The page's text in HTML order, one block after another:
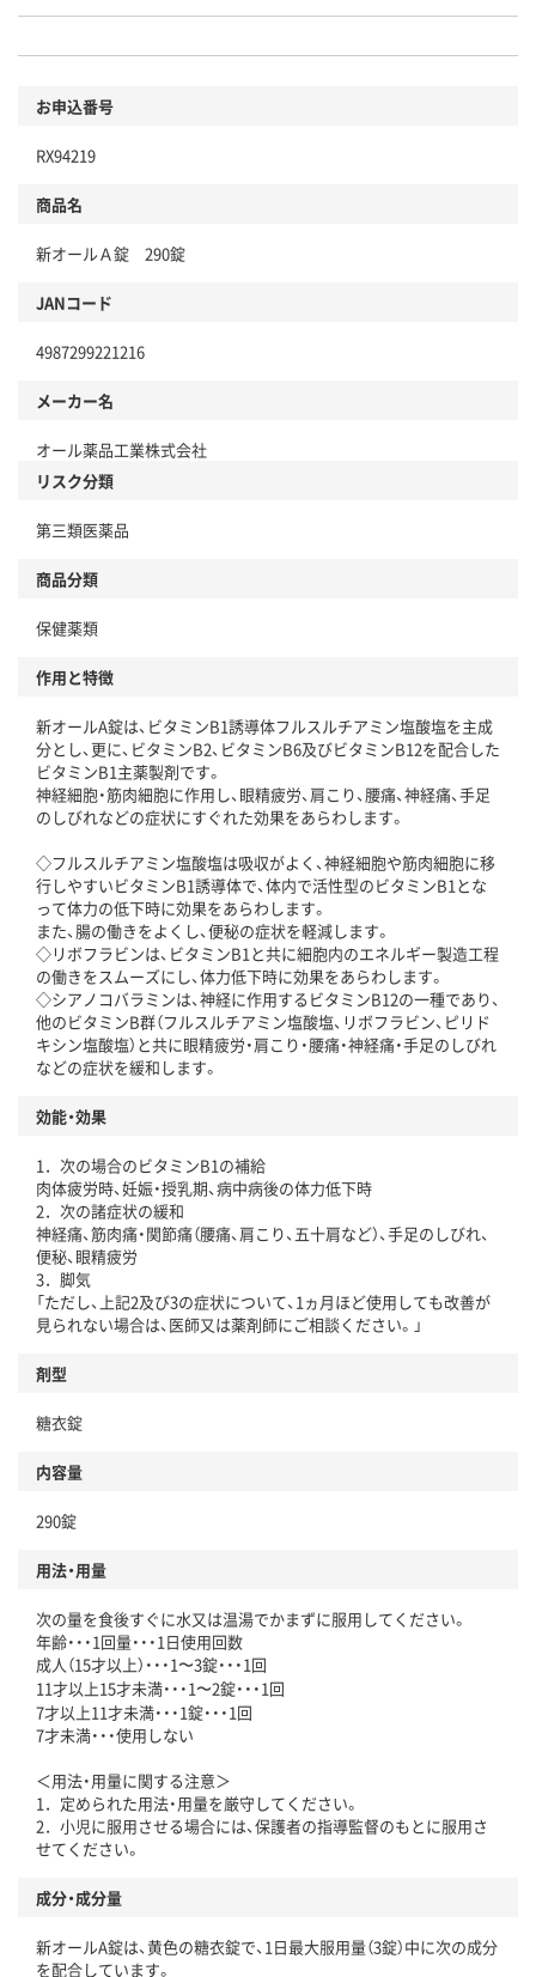
お申込番号
RX94219
商品名
新オールＡ錠 290錠
JANコード
4987299221216
メーカー名
オール薬品工業株式会社
リスク分類
第三類医薬品
商品分類
保健薬類
作用と特徴
新オールA錠は、ビタミンB1誘導体フルスルチアミン塩酸塩を主成
分とし、更に、ビタミンB2、ビタミンB6及びビタミンB12を配合した
ビタミンB1主薬製剤です。
神経細胞・筋肉細胞に作用し、眼精疲労、肩こり、腰痛、神経痛、手足
のしびれなどの症状にすぐれた効果をあらわします。
◇フルスルチアミン塩酸塩は吸収がよく、神経細胞や筋肉細胞に移
行しやすいビタミンB1誘導体で、体内で活性型のビタミンB1とな
って体力の低下時に効果をあらわします。
また、腸の働きをよくし、便秘の症状を軽減します。
◇リボフラビンは、ビタミンB1と共に細胞内のエネルギー製造工程
の働きをスムーズにし、体力低下時に効果をあらわします。
◇シアノコバラミンは、神経に作用するビタミンB12の一種であり、
他のビタミンB群（フルスルチアミン塩酸塩、リボフラビン、ピリド
キシン塩酸塩）と共に眼精疲労・肩こり・腰痛・神経痛・手足のしびれ
などの症状を緩和します。
効能・効果
1．次の場合のビタミンB1の補給
肉体疲労時、妊娠・授乳期、病中病後の体力低下時
2．次の諸症状の緩和
神経痛、筋肉痛・関節痛（腰痛、肩こり、五十肩など）、手足のしびれ、
便秘、眼精疲労
3．脚気
「ただし、上記2及び3の症状について、1ヵ月ほど使用しても改善が
見られない場合は、医師又は薬剤師にご相談ください。」
剤型
糖衣錠
内容量
290錠
用法・用量
次の量を食後すぐに水又は温湯でかまずに服用してください。
年齢・・・1回量・・・1日使用回数
成人（15才以上）・・・1〜3錠・・・1回
11才以上15才未満・・・1〜2錠・・・1回
7才以上11才未満・・・1錠・・・1回
7才未満・・・使用しない
＜用法・用量に関する注意＞
1．定められた用法・用量を厳守してください。
2．小児に服用させる場合には、保護者の指導監督のもとに服用さ
せてください。
成分・成分量
新オールA錠は、黄色の糖衣錠で、1日最大服用量（3錠）中に次の成分
を配合しています。